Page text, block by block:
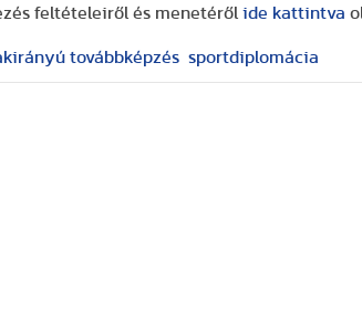
feltételeiről és menetéről ide kattintva
továbbképzés sportdiplomácia